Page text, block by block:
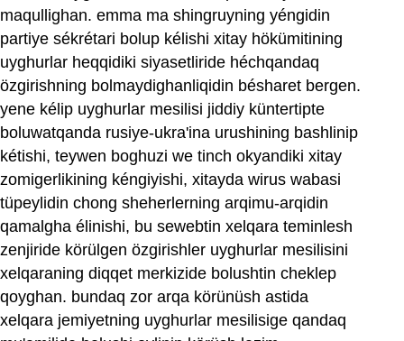
maqullighan. emma ma shingruyning yéngidin
partiye sékrétari bolup kélishi xitay hökümitining
uyghurlar heqqidiki siyasetliride héchqandaq
özgirishning bolmaydighanliqidin bésharet bergen.
yene kélip uyghurlar mesilisi jiddiy küntertipte
boluwatqanda rusiye-ukra'ina urushining bashlinip
kétishi, teywen boghuzi we tinch okyandiki xitay
zomigerlikining kéngiyishi, xitayda wirus wabasi
tüpeylidin chong sheherlerning arqimu-arqidin
qamalgha élinishi, bu sewebtin xelqara teminlesh
zenjiride körülgen özgirishler uyghurlar mesilisini
xelqaraning diqqet merkizide bolushtin cheklep
qoyghan. bundaq zor arqa körünüsh astida
xelqara jemiyetning uyghurlar mesilisige qandaq